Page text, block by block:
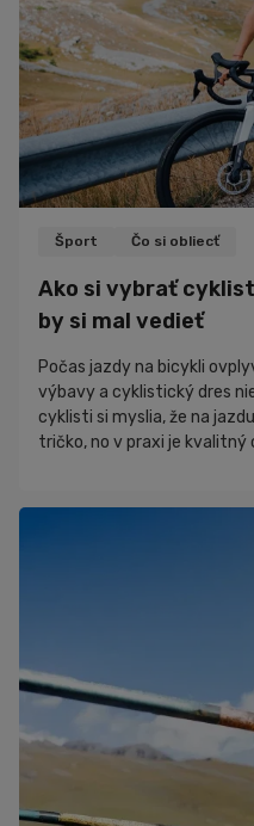
Šport Čo si obliecť
Ako si vybrať
by si mal vedieť
Počas jazdy na bicykli
výbavy a cyklistický dres
cyklisti si myslia, že na
tričko, no v praxi je
vybrať model, ktorý bude